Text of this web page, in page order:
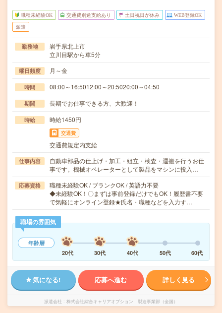
職種未経験OK 交通費別途支給あり 土日祝日が休み WEB登録OK
派遣
勤務地
岩手県北上市
立川目駅から車5分
曜日頻度 月～金
時間 08:00～16:5012:00～20:5020:00～04:50
期間 長期でお仕事できる方、大歓迎！
時給 時給1450円
交通費
交通費規定内支給
仕事内容
自動車部品の仕上げ・加工・組立・検査・運搬を行うお仕
事です。機械オペレーターとして製品をマシンに投入…
応募資格
職種未経験OK / ブランクOK / 英語力不要
◆未経験OK！〇まずは事前登録だけでもOK！履歴書不要
で気軽にオンライン登録★氏名・職種などを入力す…
職場の雰囲気
年齢層
20代
30代 40代 50代 60代
気になる! 応募へ進む 詳しく見る
派遣会社 株式会社綜合キャリアオプション 製造事業部（全国）